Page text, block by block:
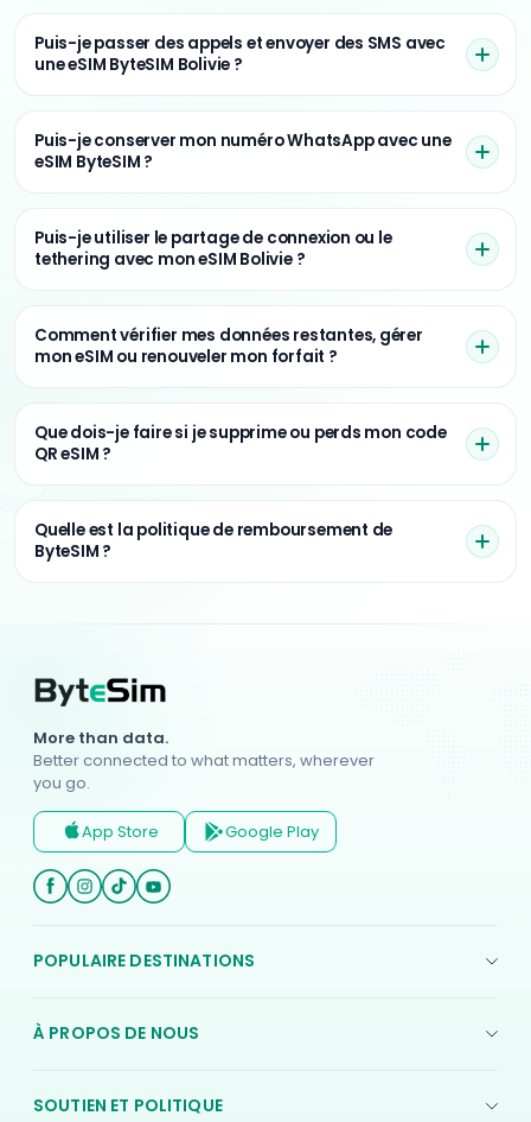
Puis-je passer des appels et envoyer des SMS avec
une eSIM ByteSIM Bolivie ?
Puis-je conserver mon numéro WhatsApp avec une
eSIM ByteSIM ?
Puis-je utiliser le partage de connexion ou le
tethering avec mon eSIM Bolivie ?
Comment vérifier mes données restantes, gérer
mon eSIM ou renouveler mon forfait ?
Que dois-je faire si je supprime ou perds mon code
QR eSIM ?
Quelle est la politique de remboursement de
ByteSIM ?
More than data.
Better connected to what matters, wherever
you go.
App Store Google Play
POPULAIRE DESTINATIONS
eSIM indonésienne
À PROPOS DE NOUS
SOUTIEN ET POLITIQUE